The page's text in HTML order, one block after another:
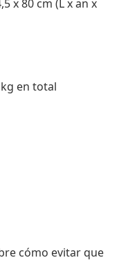
x 80 cm (L x an x
en total
cómo evitar que